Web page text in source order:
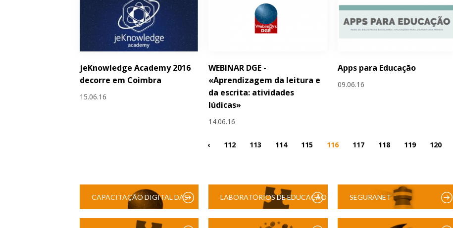
jeKnowledge Academy 2016
decorre em Coimbra
15.06.16
WEBINAR DGE -
«Aprendizagem da leitura e
da escrita: atividades
lúdicas»
14.06.16
Apps para Educação
09.06.16
‹ 112 113 114 115 116 117 118 119 120
CAPACITAÇÃO DIGITAL DAS LABORATÓRIOS DE EDUCAÇÃO SEGURANET